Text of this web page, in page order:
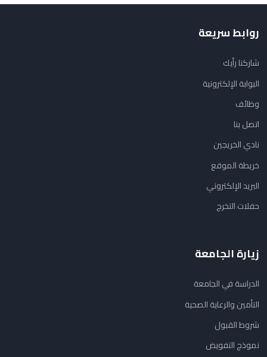
روابط سريعة
شاركنا رأيك
البوابة الإلكترونية
وظائف
اتصل بنا
نادي الخريجين
خريطة الموقع
البريد الإلكتروني
حفلات التخرج
زيارة الجامعة
الدراسة في الجامعة
التأمين والرعاية الصحية
شروط القبول
نموذج التفويض